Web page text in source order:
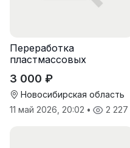
Переработка
пластмассовых
3 000 ₽
Новосибирская область
11 май 2026, 20:02 • 2 227